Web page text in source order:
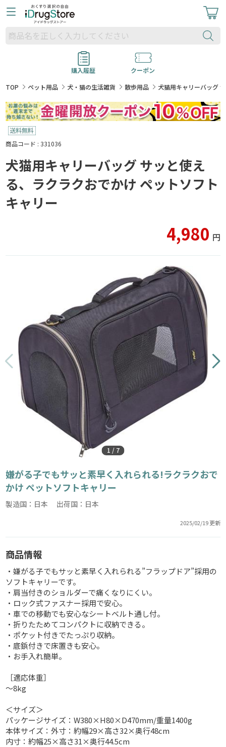
購入履歴
クーポン
TOP
ペット用品 犬・猫の生活雑貨 散歩用品 犬猫用キャリーバッグ
商品コード : 331036
犬猫用キャリーバッグ サッと使え
る、ラクラクおでかけ ペットソフト
キャリー
4,980 円
1 / 7
嫌がる子でもサッと素早く入れられる!ラクラクおで
かけ ペットソフトキャリー
製造国：日本 出荷国：日本
2025/02/19 更新
商品情報
・嫌がる子でもサッと素早く入れられる”フラップドア”採用の
ソフトキャリーです。
・肩当付きのショルダーで痛くなりにくい。
・ロック式ファスナー採用で安心。
・車での移動でも安心なシートベルト通し付。
・折りたためてコンパクトに収納できる。
・ポケット付きでたっぷり収納。
・底鋲付きで床置きも安心。
・お手入れ簡単。
［適応体重］
～8kg
＜サイズ＞
パッケージサイズ：W380×H80×D470mm/重量1400g
本体サイズ：外寸：約幅29×高さ32×奥行48cm
内寸：約幅25×高さ31×奥行44.5cm